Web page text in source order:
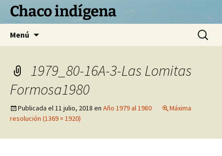
Chaco indígena
Menú Buscar:
1979_80-16A-3-Las Lomitas
Formosa1980
Publicada el11 julio, 2018 en Año 1979 al 1980
Máxima
resolución (1369 × 1920)